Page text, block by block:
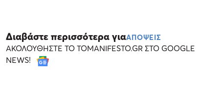
Διαβάστε περισσότερα γιαΑΠΟΨΕΙΣ
ΑΚΟΛΟΥΘΗΣΤΕ ΤΟ TOMANIFESTO.GR ΣΤΟ GOOGLE
NEWS!